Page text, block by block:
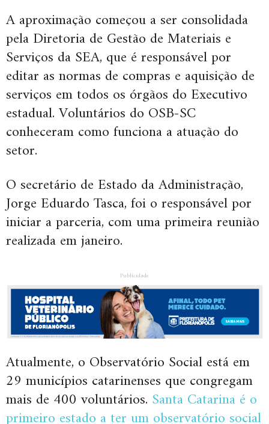
A aproximação começou a ser consolidada
pela Diretoria de Gestão de Materiais e
Serviços da SEA, que é responsável por
editar as normas de compras e aquisição de
serviços em todos os órgãos do Executivo
estadual. Voluntários do OSB-SC
conheceram como funciona a atuação do
setor.
O secretário de Estado da Administração,
Jorge Eduardo Tasca, foi o responsável por
iniciar a parceria, com uma primeira reunião
realizada em janeiro.
Publicidade
Atualmente, o Observatório Social está em
29 municípios catarinenses que congregam
mais de 400 voluntários. Santa Catarina é o
primeiro estado a ter um observatório social